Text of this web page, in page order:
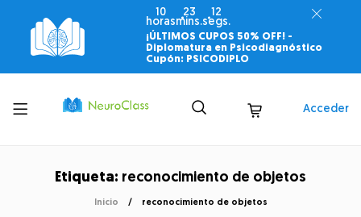
10
horas
23
mins.
11
segs.
¡ÚLTIMOS CUPOS 50% OFF! -
Diplomatura en Psicodiagnóstico
Cupón: PSICODIPLO
Toggle
menu
Acceder
Etiqueta: reconocimiento de objetos
Inicio reconocimiento de objetos